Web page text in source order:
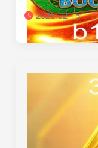
2026-02-15